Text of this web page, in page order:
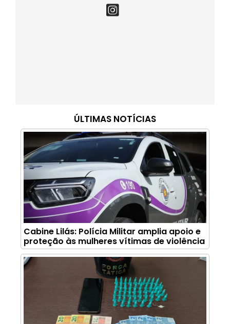
ÚLTIMAS NOTÍCIAS
Cabine Lilás: Polícia Militar amplia apoio e
proteção às mulheres vítimas de violência